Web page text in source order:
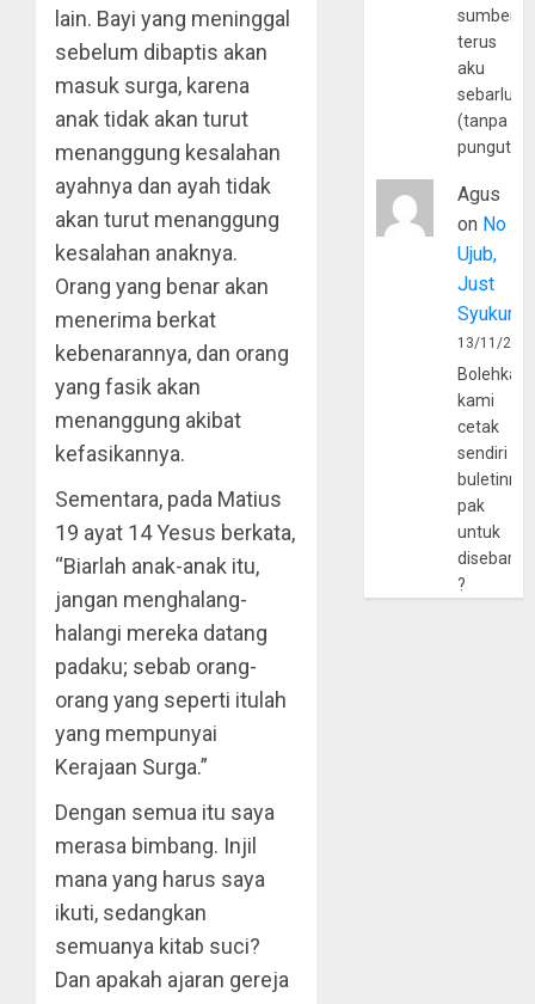
lain. Bayi yang meninggal
sebelum dibaptis akan
masuk surga, karena
anak tidak akan turut
menanggung kesalahan
ayahnya dan ayah tidak
akan turut menanggung
kesalahan anaknya.
Orang yang benar akan
menerima berkat
kebenarannya, dan orang
yang fasik akan
menanggung akibat
kefasikannya.
Sementara, pada Matius
19 ayat 14 Yesus berkata,
“Biarlah anak-anak itu,
jangan menghalang-
halangi mereka datang
padaku; sebab orang-
orang yang seperti itulah
yang mempunyai
Kerajaan Surga.”
Dengan semua itu saya
merasa bimbang. Injil
mana yang harus saya
ikuti, sedangkan
semuanya kitab suci?
Dan apakah ajaran gereja
sumber
terus
aku
(tanpa
Agus
on No
Ujub,
Just
Syukur
13/11/
Bolehkah
kami
cetak
sendiri
pak
untuk
?